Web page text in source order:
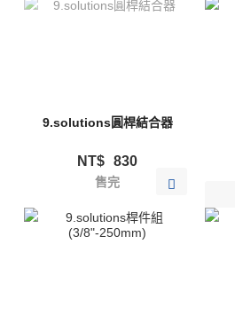
9.solutions圓桿結合器
NT$ 830
售完